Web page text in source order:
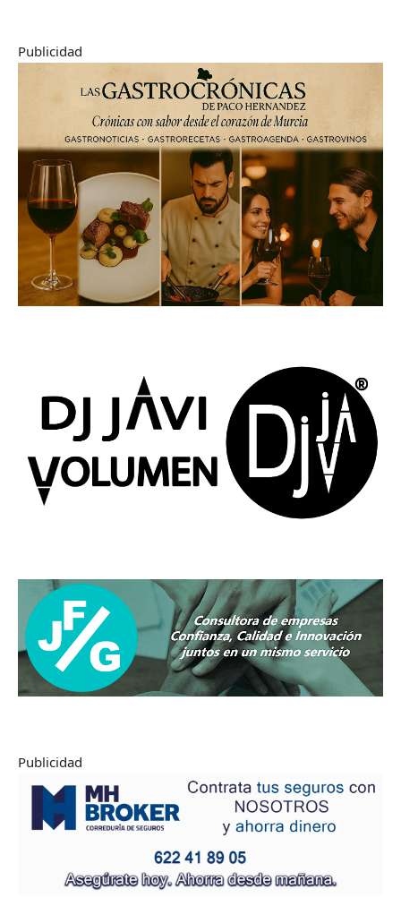
Publicidad
Publicidad